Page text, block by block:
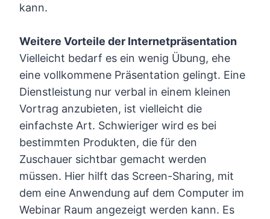
kann.
Weitere Vorteile der Internetpräsentation
Vielleicht bedarf es ein wenig Übung, ehe
eine vollkommene Präsentation gelingt. Eine
Dienstleistung nur verbal in einem kleinen
Vortrag anzubieten, ist vielleicht die
einfachste Art. Schwieriger wird es bei
bestimmten Produkten, die für den
Zuschauer sichtbar gemacht werden
müssen. Hier hilft das Screen-Sharing, mit
dem eine Anwendung auf dem Computer im
Webinar Raum angezeigt werden kann. Es